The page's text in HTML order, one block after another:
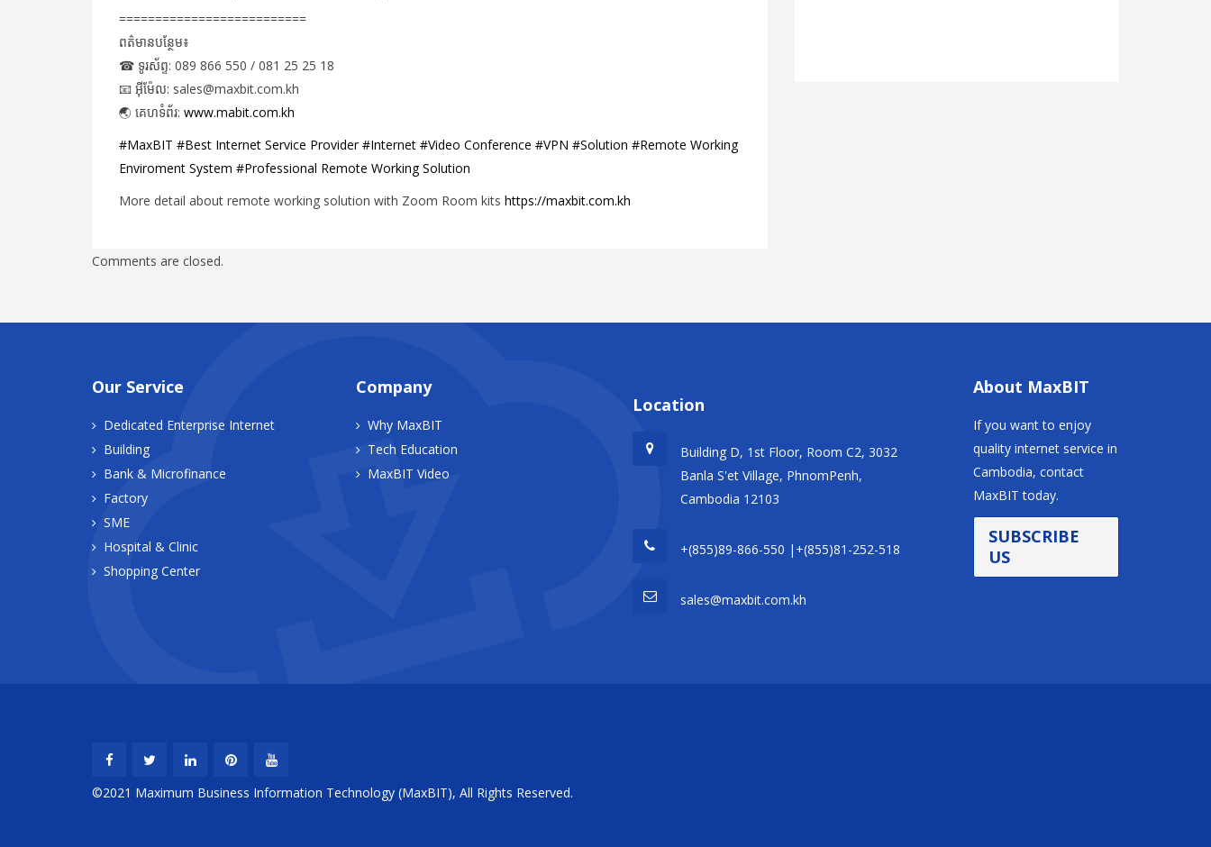
==========================
ពត៌មានបន្ថែម៖
☎ ទូរស័ព្ទ: 089 866 550 / 081 25 25 18
📧 អ៊ីម៉ែល: sales@maxbit.com.kh
🌏 គេហទំព័រ: www.mabit.com.kh
#MaxBIT #Best Internet Service Provider #Internet #Video Conference #VPN #Solution #Remote Working
Enviroment System #Professional Remote Working Solution
More detail about remote working solution with Zoom Room kits https://maxbit.com.kh
Comments are closed.
Our Service
Dedicated Enterprise Internet
Building
Bank & Microfinance
Factory
SME
Hospital & Clinic
Shopping Center
Company
Why MaxBIT
Tech Education
MaxBIT Video
Location
Building D, 1st Floor, Room C2, 3032
Banla S'et Village, PhnomPenh,
Cambodia 12103
+(855)89-866-550 |+(855)81-252-518
sales@maxbit.com.kh
About MaxBIT
If you want to enjoy
quality internet service in
Cambodia, contact
MaxBIT today.
SUBSCRIBE
US
©2021 Maximum Business Information Technology (MaxBIT), All Rights Reserved.